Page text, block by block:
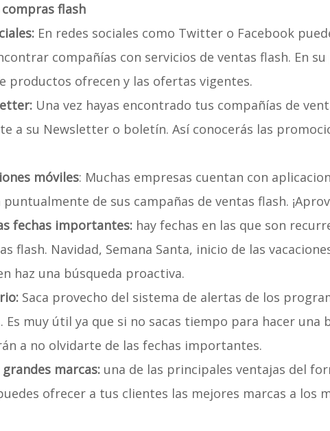
flash
En redes sociales como Twitter o Facebook
compañías con servicios de ventas flash. En
productos ofrecen y las ofertas vigentes.
Una vez hayas encontrado tus compañías de
a su Newsletter o boletín. Así conocerás las
móviles: Muchas empresas cuentan con
de sus campañas de ventas flash.
fechas importantes:hay fechas en las que son
flash. Navidad, Semana Santa, inicio de las
haz una búsqueda proactiva.
Saca provecho del sistema de alertas de los
Es muy útil ya que si no sacas tiempo para hacer una
a no olvidarte de las fechas importantes.
marcas:una de las principales ventajas del
ofrecer a tus clientes las mejores marcas a los